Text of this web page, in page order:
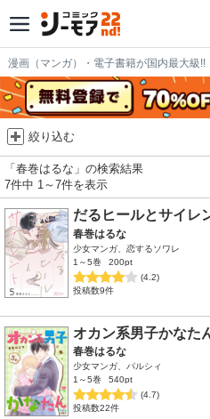
漫画（マンガ）・電子書籍が国内最大級!!
絞り込む
「春巻はるな」の検索結果
7件中 1～7件を表示
だるヒールとサイレ
春巻はるな
少女マンガ、恋するソワレ
1～5巻
200pt
(4.2)
投稿数9件
オカン系男子かなた
春巻はるな
少女マンガ、パルシィ
1～5巻
540pt
(4.7)
投稿数22件